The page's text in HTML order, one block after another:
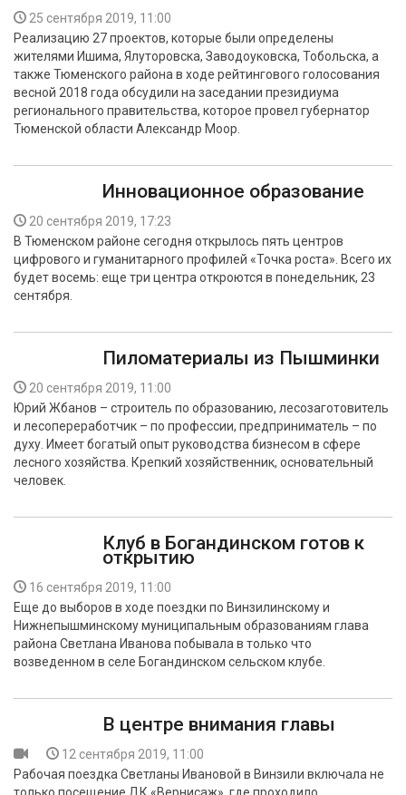
25 сентября 2019, 11:00
Реализацию 27 проектов, которые были определены
жителями Ишима, Ялуторовска, Заводоуковска, Тобольска, а
также Тюменского района в ходе рейтингового голосования
весной 2018 года обсудили на заседании президиума
регионального правительства, которое провел губернатор
Тюменской области Александр Моор.
Инновационное образование
20 сентября 2019, 17:23
В Тюменском районе сегодня открылось пять центров
цифрового и гуманитарного профилей «Точка роста». Всего их
будет восемь: еще три центра откроются в понедельник, 23
сентября.
Пиломатериалы из Пышминки
20 сентября 2019, 11:00
Юрий Жбанов – строитель по образованию, лесозаготовитель
и лесопереработчик – по профессии, предприниматель – по
духу. Имеет богатый опыт руководства бизнесом в сфере
лесного хозяйства. Крепкий хозяйственник, основательный
человек.
Клуб в Богандинском готов к
открытию
16 сентября 2019, 11:00
Еще до выборов в ходе поездки по Винзилинскому и
Нижнепышминскому муниципальным образованиям глава
района Светлана Иванова побывала в только что
возведенном в селе Богандинском сельском клубе.
В центре внимания главы
12 сентября 2019, 11:00
Рабочая поездка Светланы Ивановой в Винзили включала не